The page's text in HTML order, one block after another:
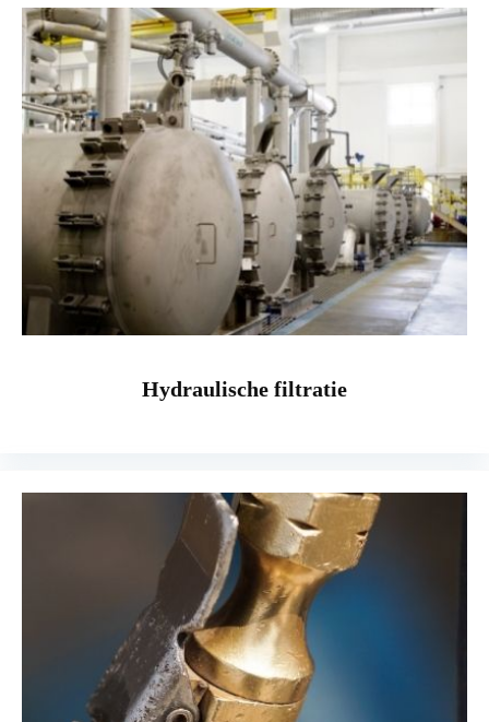
Hydraulische filtratie